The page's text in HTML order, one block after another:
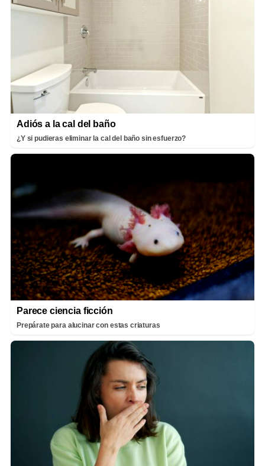
Adiós a la cal del baño
¿Y si pudieras eliminar la cal del baño sin esfuerzo?
Parece ciencia ficción
Prepárate para alucinar con estas criaturas